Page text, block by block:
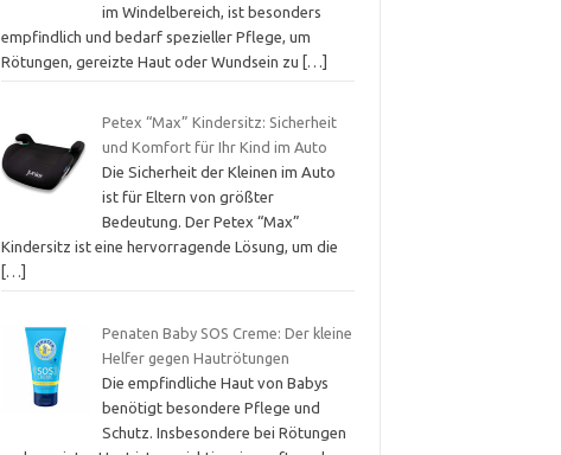
im Windelbereich, ist besonders
empfindlich und bedarf spezieller Pflege, um
Rötungen, gereizte Haut oder Wundsein zu […]
Petex “Max” Kindersitz: Sicherheit
und Komfort für Ihr Kind im Auto
Die Sicherheit der Kleinen im Auto
ist für Eltern von größter
Bedeutung. Der Petex “Max”
Kindersitz ist eine hervorragende Lösung, um die
[…]
Penaten Baby SOS Creme: Der kleine
Helfer gegen Hautrötungen
Die empfindliche Haut von Babys
benötigt besondere Pflege und
Schutz. Insbesondere bei Rötungen